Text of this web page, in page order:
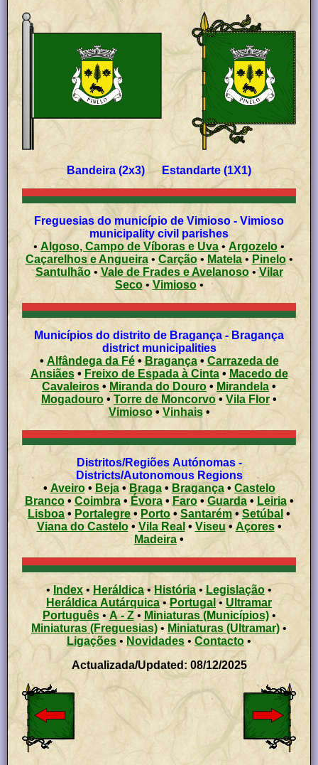
Bandeira (2x3) Estandarte (1X1)
Freguesias do município de Vimioso - Vimioso
municipality civil parishes
• Algoso, Campo de Víboras e Uva • Argozelo •
Caçarelhos e Angueira• Carção• Matela• Pinelo•
Santulhão• Vale de Frades e Avelanoso •Vilar
Seco• Vimioso•
Municípios do distrito de Bragança - Bragança
district municipalities
• Alfândega da Fé•Bragança• Carrazeda de
Ansiães• Freixo de Espada à Cinta• Macedo de
Cavaleiros • Miranda do Douro • Mirandela •
Mogadouro • Torre de Moncorvo • Vila Flor •
Vimioso• Vinhais•
Distritos/Regiões Autónomas -
Districts/Autonomous Regions
• Aveiro• Beja• Braga•Bragança• Castelo
Branco• Coimbra• Évora• Faro• Guarda•Leiria•
Lisboa • Portalegre • Porto • Santarém •Setúbal •
Viana do Castelo• Vila Real • Viseu •Açores •
Madeira •
• Index • Heráldica•História • Legislação •
Heráldica Autárquica•Portugal • Ultramar
Português• A - Z• Miniaturas (Municípios)•
Miniaturas (Freguesias) • Miniaturas (Ultramar) •
Ligações • Novidades • Contacto •
Actualizada/Updated: 08/12/2025